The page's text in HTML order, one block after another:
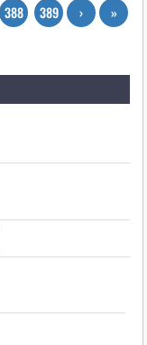
388 389 › »